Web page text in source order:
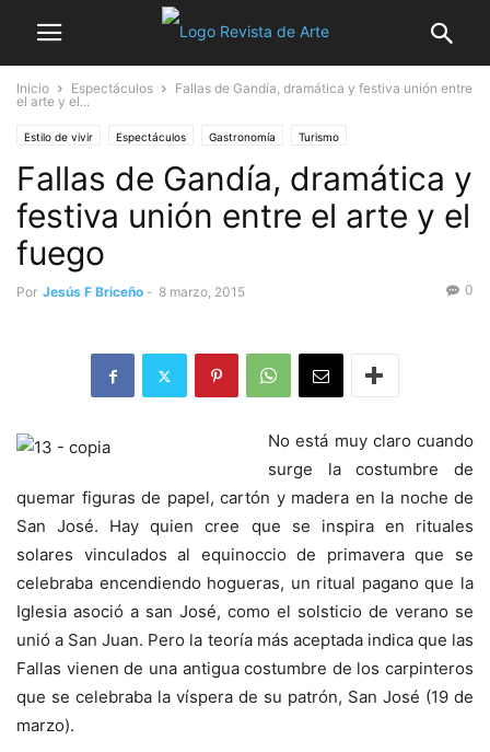
Inicio Espectáculos
Fallas de Gandía, dramática y festiva unión entre
el arte y el...
Estilo de vivir Espectáculos Gastronomía Turismo
Fallas de Gandía, dramática y
festiva unión entre el arte y el
fuego
Por Jesús F Briceño - 8 marzo, 2015 0
No está muy claro cuando
surge la costumbre de
quemar figuras de papel, cartón y madera en la noche de
San José. Hay quien cree que se inspira en rituales
solares vinculados al equinoccio de primavera que se
celebraba encendiendo hogueras, un ritual pagano que la
Iglesia asoció a san José, como el solsticio de verano se
unió a San Juan. Pero la teoría más aceptada indica que las
Fallas vienen de una antigua costumbre de los carpinteros
que se celebraba la víspera de su patrón, San José (19 de
marzo).